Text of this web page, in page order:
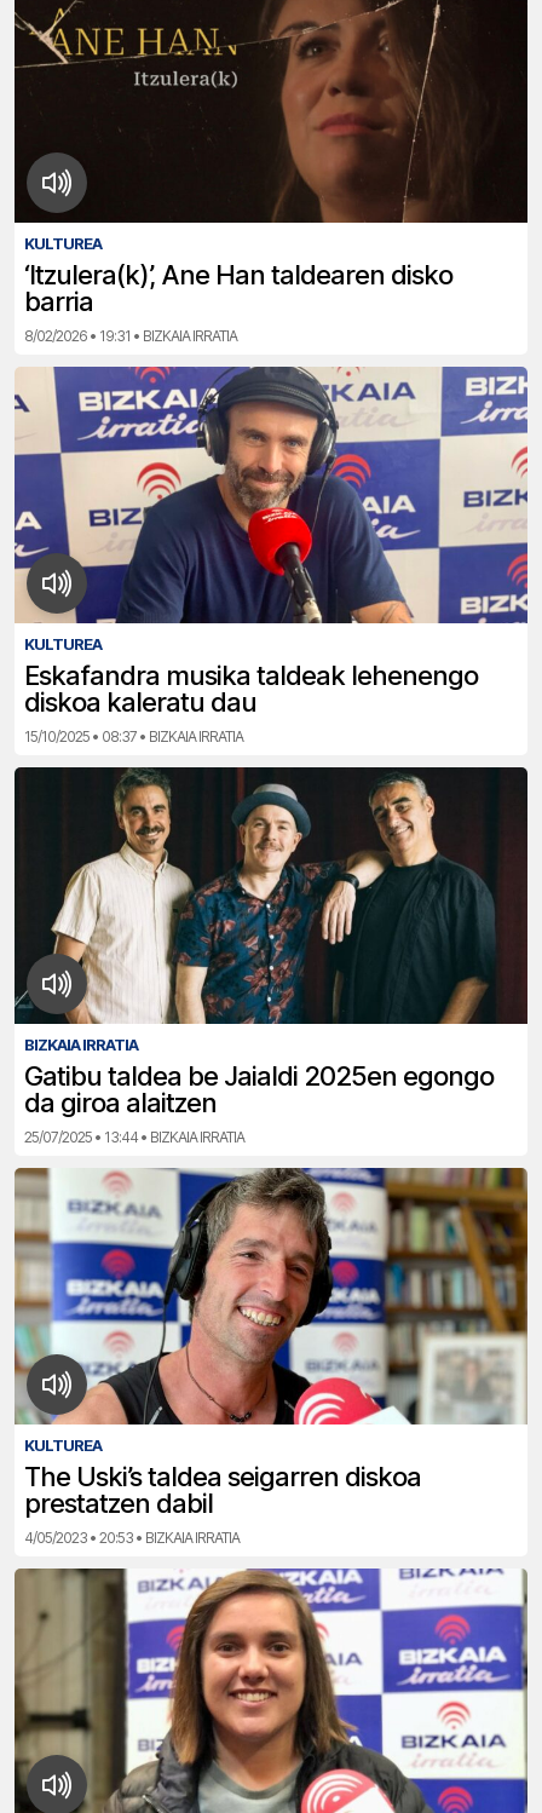
KULTUREA
‘Itzulera(k)’, Ane Han taldearen disko
barria
8/02/2026 • 19:31 • BIZKAIA IRRATIA
KULTUREA
Eskafandra musika taldeak lehenengo
diskoa kaleratu dau
15/10/2025 • 08:37 • BIZKAIA IRRATIA
BIZKAIA IRRATIA
Gatibu taldea be Jaialdi 2025en egongo
da giroa alaitzen
25/07/2025 • 13:44 • BIZKAIA IRRATIA
KULTUREA
The Uski’s taldea seigarren diskoa
prestatzen dabil
4/05/2023 • 20:53 • BIZKAIA IRRATIA